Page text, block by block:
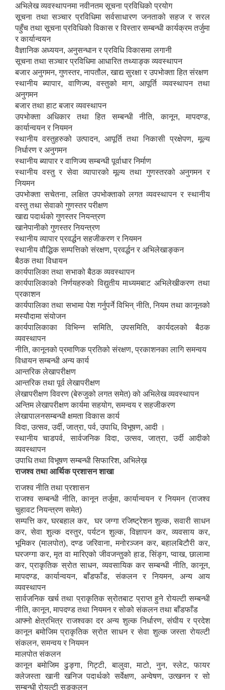
अभिलेख व्यवस्थापनमा नवीनतम सूचना प्रविधिको प्रयोग
सूचना तथा सञ्चार प्रविधिमा सर्वसाधारण जनताको सहज र सरल
पहुँच तथा सूचना प्रविधिको विकास र विस्तार सम्बन्धी कार्यक्रम तर्जुमा
र कार्यान्वयन
वैज्ञानिक अध्ययन, अनुसन्धान र प्रविधि विकासमा लगानी
सूचना तथा सञ्चार प्रविधिमा आधारित तथ्याङ्क व्यवस्थापन
बजार अनुगमन, गुणस्तर, नापतौल, खाद्य सुरक्षा र उपभोक्ता हित संरक्षण
स्थानीय ब्यापार, वाणिज्य, वस्तुको माग, आपूर्ति व्यवस्थापन तथा
अनुगमन
बजार तथा हाट बजार व्यवस्थापन
उपभोक्ता अधिकार तथा हित सम्बन्धी नीति, कानून, मापदण्ड,
कार्यान्वयन र नियमन
स्थानीय वस्तुहरुको उत्पादन, आपूर्ति तथा निकासी प्रक्षेपण, मूल्य
निर्धारण र अनुगमन
स्थानीय ब्यापार र वाणिज्य सम्बन्धी पूर्वाधार निर्माण
स्थानीय वस्तु र सेवा व्यापारको मूल्य तथा गुणस्तरको अनुगमन र
नियमन
उपभोक्ता सचेतना, लक्षित उपभोक्ताको लगत व्यवस्थापन र स्थानीय
वस्तु तथा सेवाको गुणस्तर परीक्षण
खाद्य पदार्थको गुणस्तर नियन्त्रण
खानेपानीको गुणस्तर नियन्त्रण
स्थानीय व्यापार प्रवर्द्धन सहजीकरण र नियमन
स्थानीय वौद्धिक सम्पत्तिको संरक्षण, प्रवर्द्धन र अभिलेखाङ्कन
बैठक तथा विधायन
कार्यपालिका तथा सभाको बैठक व्यवस्थापन
कार्यपालिकाको निर्णयहरुको विद्युतीय माध्यमबाट अभिलेखीकरण तथा
प्रकाशन
कार्यपालिका तथा सभामा पेश गर्नुपर्ने विभिन् नीति, नियम तथा कानूनको
मस्यौदामा संयोजन
कार्यपालिकाका विभिन्न समिति, उपसमिति, कार्यदलको बैठक
व्यवस्थापन
नीति, कानूनको प्रमाणिक प्रतिको संरक्षण, प्रकाशनका लागि समन्वय
विधायन सम्बन्धी अन्य कार्य
आन्तरिक लेखापरीक्षण
आन्तरिक तथा पूर्व लेखापरीक्षण
लेखापरीक्षण विवरण (बेरुजुको लगत समेत) को अभिलेख व्यवस्थापन
अन्तिम लेखापरीक्षण कार्यमा सहयोग, समन्वय र सहजीकरण
लेखापालनसम्बन्धी क्षमता विकास कार्य
विदा, उत्सव, उर्दी, जात्रा, पर्व, उपाधि, विभूषण, आदी ।
स्थानीय चाडपर्व, सार्वजनिक विदा, उत्सव, जात्रा, उर्दी आदीको
व्यवस्थापन
उपाधि तथा विभूषण सम्बन्धी सिफारिश, अभिलेख़
राजश्व तथा आर्थिक प्रशासन शाखा
राजश्व नीति तथा प्रशासन
राजश्व सम्बन्धी नीति, कानून तर्जूमा, कार्यान्वयन र नियमन (राजश्व
चुहावट नियन्त्रण समेत)
सम्पत्ति कर, घरबहाल कर, घर जग्गा रजिष्ट्रेशन शुल्क, सवारी साधन
कर, सेवा शुल्क दस्तुर, पर्यटन शुल्क, विज्ञापन कर, व्यवसाय कर,
भूमिकर (मालपोत), दण्ड जरिवाना, मनोरञ्जन कर, बहालबिटौरी कर,
घरजग्गा कर, मृत वा मारिएको जीवजन्तुको हाड, सिंङ्ग, प्वाख, छालामा
कर, प्राकृतिक स्रोत साधन, व्यवसायिक कर सम्बन्धी नीति, कानून,
मापदण्ड, कार्यान्वयन, बाँडफाँड, संकलन र नियमन, अन्य आय
व्यवस्थापन
सार्वजनिक खर्च तथा प्राकृतिक स्रोतबाट प्राप्त हुने रोयल्टी सम्बन्धी
नीति, कानून, मापदण्ड तथा नियमन र सोको संकलन तथा बाँडफाँड
आफ्नो क्षेत्रभित्र राजश्वका दर अन्य शुल्क निर्धारण, संघीय र प्रदेश
कानून बमोजिम प्राकृतिक स्रोत साधन र सेवा शुल्क जस्ता रोयल्टी
संकलन, समन्वय र नियमन
मालपोत संकलन
कानून बमोजिम ढुङ्गा, गिट्टी, बालुवा, माटो, नुन, स्लेट, फायर
क्लेजस्ता खानी खनिज पदार्थको सर्वेक्षण, अन्वेषण, उत्खनन र सो
सम्बन्धी रोयल्टी सङ्कलन